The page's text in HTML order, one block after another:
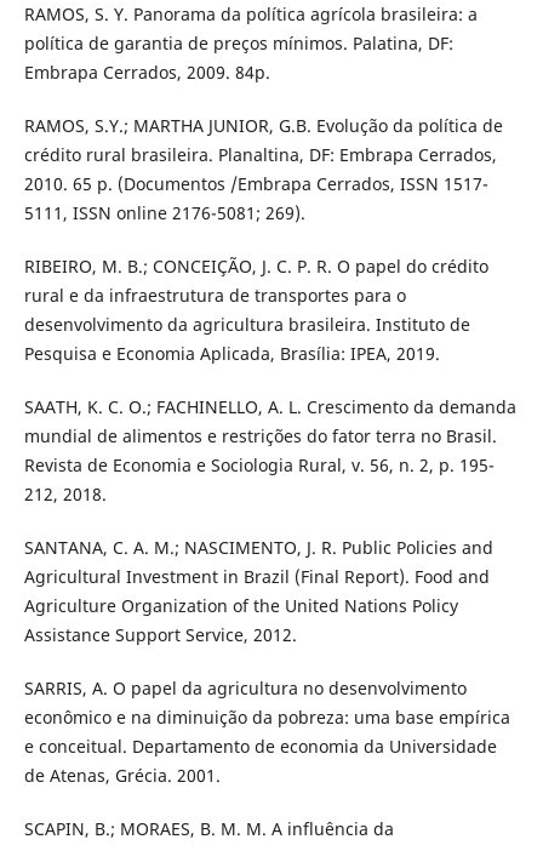
RAMOS, S. Y. Panorama da política agrícola brasileira: a
política de garantia de preços mínimos. Palatina, DF:
Embrapa Cerrados, 2009. 84p.
RAMOS, S.Y.; MARTHA JUNIOR, G.B. Evolução da política de
crédito rural brasileira. Planaltina, DF: Embrapa Cerrados,
2010. 65 p. (Documentos /Embrapa Cerrados, ISSN 1517-
5111, ISSN online 2176-5081; 269).
RIBEIRO, M. B.; CONCEIÇÃO, J. C. P. R. O papel do crédito
rural e da infraestrutura de transportes para o
desenvolvimento da agricultura brasileira. Instituto de
Pesquisa e Economia Aplicada, Brasília: IPEA, 2019.
SAATH, K. C. O.; FACHINELLO, A. L. Crescimento da demanda
mundial de alimentos e restrições do fator terra no Brasil.
Revista de Economia e Sociologia Rural, v. 56, n. 2, p. 195-
212, 2018.
SANTANA, C. A. M.; NASCIMENTO, J. R. Public Policies and
Agricultural Investment in Brazil (Final Report). Food and
Agriculture Organization of the United Nations Policy
Assistance Support Service, 2012.
SARRIS, A. O papel da agricultura no desenvolvimento
econômico e na diminuição da pobreza: uma base empírica
e conceitual. Departamento de economia da Universidade
de Atenas, Grécia. 2001.
SCAPIN, B.; MORAES, B. M. M. A influência da